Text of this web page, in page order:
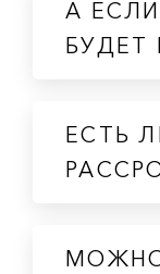
А
БУДЕТ
ЕСТЬ